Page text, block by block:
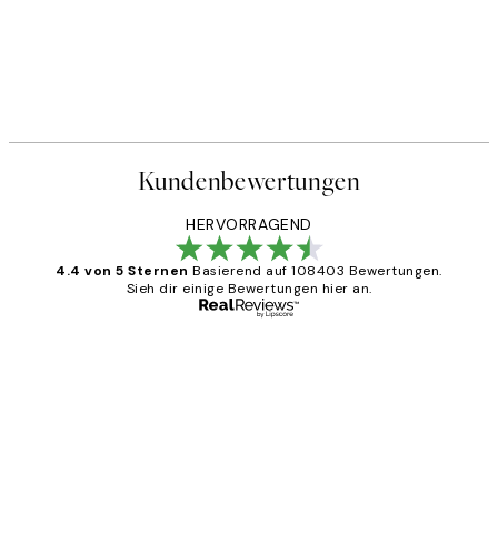
Kundenbewertungen
HERVORRAGEND
4.4 von 5 Sternen Basierend auf 108403 Bewertungen.
Sieh dir einige Bewertungen hier an.